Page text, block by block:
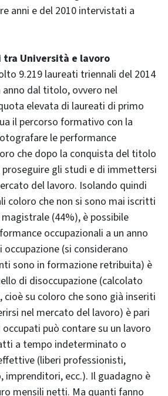
anni e del 2010 intervistati a
Università e lavoro
9.219 laureati triennali del 2014
dal titolo, ovvero nel
elevata di laureati di primo
il percorso formativo con la
le performance
che dopo la conquista del titolo
gli studi e di immettersi
del lavoro. Isolando quindi
coloro che non si sono mai iscritti
(44%), è possibile
occupazionali a un anno
(si considerano
sono in formazione retribuita) è
di disoccupazione (calcolato
su coloro che sono già inseriti
nel mercato del lavoro) è pari
può contare su un lavoro
a tempo indeterminato o
(liberi professionisti,
imprenditori, ecc.). Il guadagno è
mensili netti. Ma quanti fanno